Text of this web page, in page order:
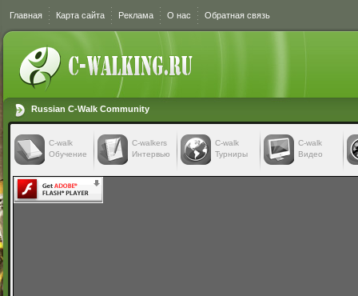
Главная Карта сайта Реклама О нас Обратная связь
Russian C-Walk Community
C-walk
Обучение
C-walkers
Интервью
С-walk
Турниры
С-walk
Видео